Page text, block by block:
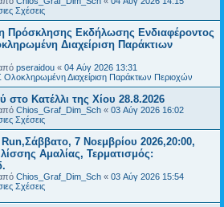
Σχέσεις
Πρόσκλησης Εκδήλωσης Ενδιαφέροντος
Διαχείριση Παράκτιων
pseraidou « 04 Αύγ 2026 13:31
Διαχείριση Παράκτιων Περιοχών
στο Κατέλλι της Χίου 28.8.2026
Chios_Graf_Dim_Sch « 03 Αύγ 2026 16:02
Σχέσεις
7 Νοεμβρίου 2026,20:00,
Αμαλίας, Τερματισμός:
Chios_Graf_Dim_Sch « 03 Αύγ 2026 15:54
Σχέσεις